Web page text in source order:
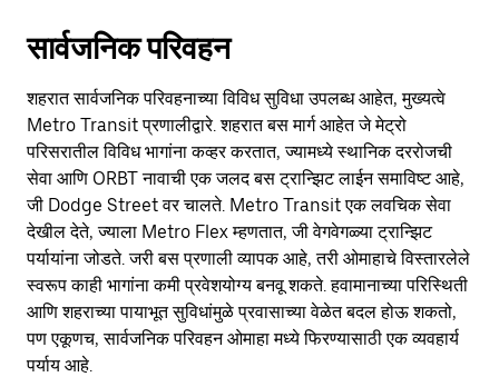
सार्वजनिक परिवहन
शहरात सार्वजनिक परिवहनाच्या विविध सुविधा उपलब्ध आहेत, मुख्यत्वे
Metro Transit प्रणालीद्वारे. शहरात बस मार्ग आहेत जे मेट्रो
परिसरातील विविध भागांना कव्हर करतात, ज्यामध्ये स्थानिक दररोजची
सेवा आणि ORBT नावाची एक जलद बस ट्रान्झिट लाईन समाविष्ट आहे,
जी Dodge Street वर चालते. Metro Transit एक लवचिक सेवा
देखील देते, ज्याला Metro Flex म्हणतात, जी वेगवेगळ्या ट्रान्झिट
पर्यायांना जोडते. जरी बस प्रणाली व्यापक आहे, तरी ओमाहाचे विस्तारलेले
स्वरूप काही भागांना कमी प्रवेशयोग्य बनवू शकते. हवामानाच्या परिस्थिती
आणि शहराच्या पायाभूत सुविधांमुळे प्रवासाच्या वेळेत बदल होऊ शकतो,
पण एकूणच, सार्वजनिक परिवहन ओमाहा मध्ये फिरण्यासाठी एक व्यवहार्य
पर्याय आहे.